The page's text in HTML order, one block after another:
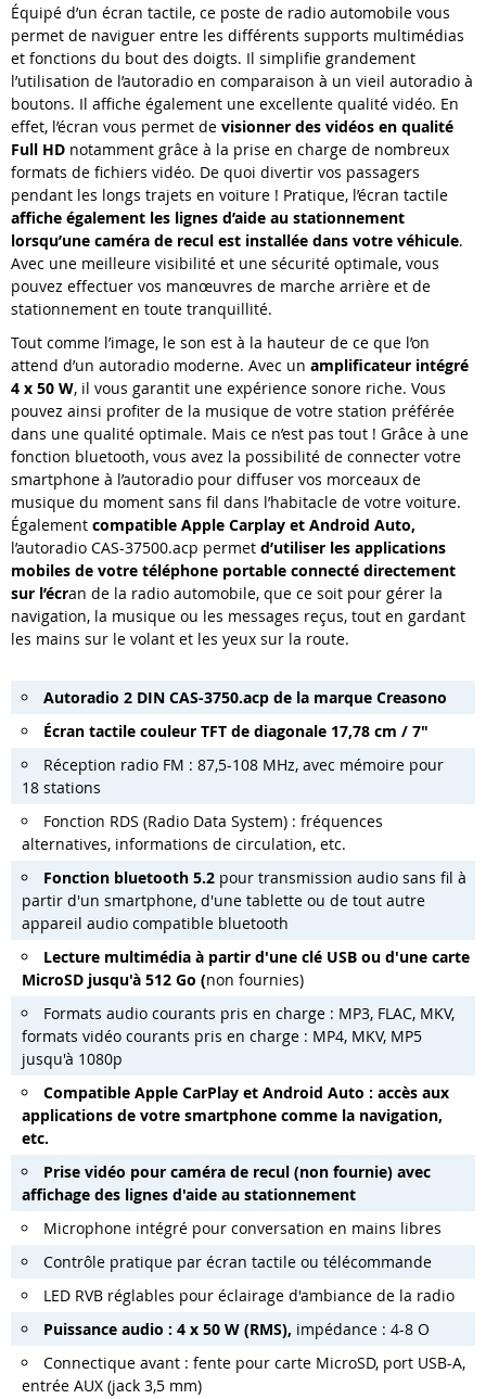
Équipé d’un écran tactile, ce poste de radio automobile vous
permet de naviguer entre les différents supports multimédias
et fonctions du bout des doigts. Il simplifie grandement
l’utilisation de l’autoradio en comparaison à un vieil autoradio à
boutons. Il affiche également une excellente qualité vidéo. En
effet, l’écran vous permet de visionner des vidéos en qualité
Full HD notamment grâce à la prise en charge de nombreux
formats de fichiers vidéo. De quoi divertir vos passagers
pendant les longs trajets en voiture ! Pratique, l’écran tactile
affiche également les lignes d’aide au stationnement
lorsqu’une caméra de recul est installée dans votre véhicule.
Avec une meilleure visibilité et une sécurité optimale, vous
pouvez effectuer vos manœuvres de marche arrière et de
stationnement en toute tranquillité.
Tout comme l’image, le son est à la hauteur de ce que l’on
attend d’un autoradio moderne. Avec un amplificateur intégré
4 x 50 W, il vous garantit une expérience sonore riche. Vous
pouvez ainsi profiter de la musique de votre station préférée
dans une qualité optimale. Mais ce n’est pas tout ! Grâce à une
fonction bluetooth, vous avez la possibilité de connecter votre
smartphone à l’autoradio pour diffuser vos morceaux de
musique du moment sans fil dans l’habitacle de votre voiture.
Également compatible Apple Carplay et Android Auto,
l’autoradio CAS-37500.acp permet d’utiliser les applications
mobiles de votre téléphone portable connecté directement
sur l’écran de la radio automobile, que ce soit pour gérer la
navigation, la musique ou les messages reçus, tout en gardant
les mains sur le volant et les yeux sur la route.
Autoradio 2 DIN CAS-3750.acp de la marque Creasono
Écran tactile couleur TFT de diagonale 17,78 cm / 7"
Réception radio FM : 87,5-108 MHz, avec mémoire pour
18 stations
Fonction RDS (Radio Data System) : fréquences
alternatives, informations de circulation, etc.
Fonction bluetooth 5.2 pour transmission audio sans fil à
partir d'un smartphone, d'une tablette ou de tout autre
appareil audio compatible bluetooth
Lecture multimédia à partir d'une clé USB ou d'une carte
MicroSD jusqu'à 512 Go (non fournies)
Formats audio courants pris en charge : MP3, FLAC, MKV,
formats vidéo courants pris en charge : MP4, MKV, MP5
jusqu'à 1080p
Compatible Apple CarPlay et Android Auto : accès aux
applications de votre smartphone comme la navigation,
etc.
Prise vidéo pour caméra de recul (non fournie) avec
affichage des lignes d'aide au stationnement
Microphone intégré pour conversation en mains libres
Contrôle pratique par écran tactile ou télécommande
LED RVB réglables pour éclairage d'ambiance de la radio
Puissance audio : 4 x 50 W (RMS), impédance : 4-8 O
Connectique avant : fente pour carte MicroSD, port USB-A,
entrée AUX (jack 3,5 mm)